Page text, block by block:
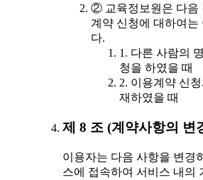
② 교육정보원은 다음
계약 신청에 대하여는
다.
1. 다른 사람의
청을 하였을 때
2. 이용계약 신
재하였을 때
제 8 조 (계약사항의 변
이용자는 다음 사항을 변경
스에 접속하여 서비스 내의